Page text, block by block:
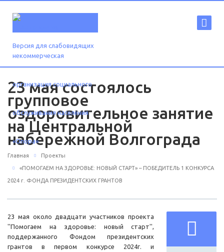
Версия для слабовидящих
23 мая состоялось
групповое
оздоровительное занятие
на Центральной
набережной Волгограда
Главная Проекты
«ПОМОГАЕМ НА ЗДОРОВЬЕ: НОВЫЙ СТАРТ» – ПОБЕДИТЕЛЬ 1 КОНКУРСА
2024 г. ФОНДА ПРЕЗИДЕНТСКИХ ГРАНТОВ
23 мая около двадцати участников проекта
''Помогаем на здоровье: новый старт'',
поддержанного Фондом президентских
грантов в первом конкурсе 2024г. и